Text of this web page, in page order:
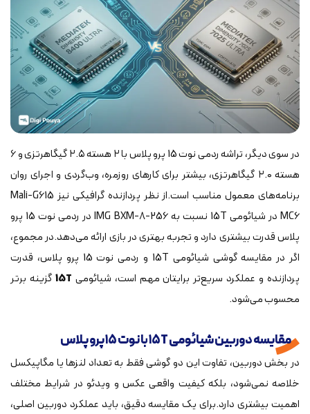
در سوی دیگر، تراشه ردمی نوت 15 پرو پلاس با ۲ هسته ۲.۵ گیگاهرتزی و ۶
هسته ۲.۰ گیگاهرتزی، بیشتر برای کارهای روزمره، وب‌گردی و اجرای روان
برنامه‌های معمول مناسب است.از نظر پردازنده گرافیکی نیز Mali-G615
MC6 در شیائومی 15T نسبت به IMG BXM-8-256 در ردمی نوت 15 پرو
پلاس قدرت بیشتری دارد و تجربه بهتری در بازی ارائه می‌دهد.در مجموع،
اگر در مقایسه گوشی شیائومی 15T و ردمی نوت 15 پرو پلاس، قدرت
پردازنده و عملکرد سریع‌تر برایتان مهم است، شیائومی 15T گزینه برتر
محسوب می‌شود.
مقایسه دوربین شیائومی ۱۵T با نوت ۱۵ پرو پلاس
در بخش دوربین، تفاوت این دو گوشی فقط به تعداد لنزها یا مگاپیکسل
خلاصه نمی‌شود، بلکه کیفیت واقعی عکس و ویدئو در شرایط مختلف
اهمیت بیشتری دارد.برای یک مقایسه دقیق، باید عملکرد دوربین اصلی،